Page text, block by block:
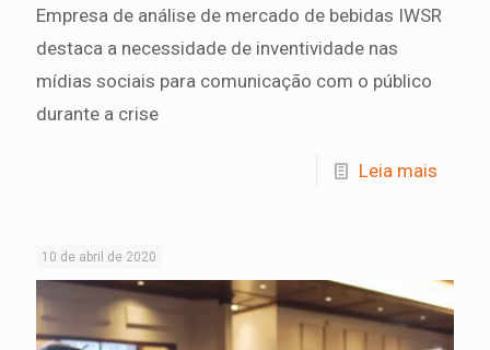
Empresa de análise de mercado de bebidas IWSR
destaca a necessidade de inventividade nas
mídias sociais para comunicação com o público
durante a crise
Leia mais
10 de abril de 2020